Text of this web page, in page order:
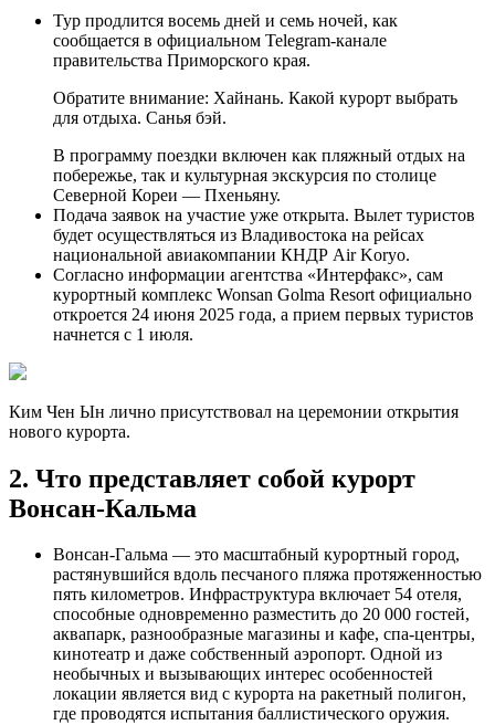
Тур продлится восемь дней и семь ночей, как
сообщается в официальном Telegram-канале
правительства Приморского края.
Обратите внимание: Хайнань. Какой курорт выбрать
для отдыха. Санья бэй.
В программу поездки включен как пляжный отдых на
побережье, так и культурная экскурсия по столице
Северной Кореи — Пхеньяну.
Подача заявок на участие уже открыта. Вылет туристов
будет осуществляться из Владивостока на рейсах
национальной авиакомпании КНДР Air Koryo.
Согласно информации агентства «Интерфакс», сам
курортный комплекс Wonsan Golma Resort официально
откроется 24 июня 2025 года, а прием первых туристов
начнется с 1 июля.
Ким Чен Ын лично присутствовал на церемонии открытия
нового курорта.
2. Что представляет собой курорт
Вонсан-Кальма
Вонсан-Гальма — это масштабный курортный город,
растянувшийся вдоль песчаного пляжа протяженностью
пять километров. Инфраструктура включает 54 отеля,
способные одновременно разместить до 20 000 гостей,
аквапарк, разнообразные магазины и кафе, спа-центры,
кинотеатр и даже собственный аэропорт. Одной из
необычных и вызывающих интерес особенностей
локации является вид с курорта на ракетный полигон,
где проводятся испытания баллистического оружия.